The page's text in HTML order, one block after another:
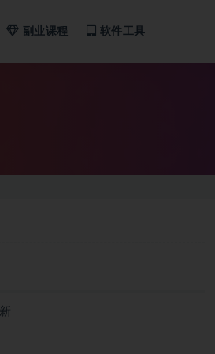
副业课程 软件工具